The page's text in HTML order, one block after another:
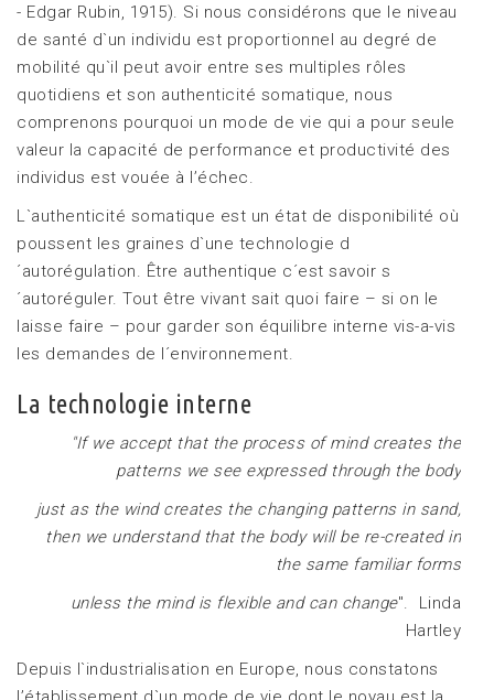
- Edgar Rubin, 1915). Si nous considérons que le niveau
de santé d`un individu est proportionnel au degré de
mobilité qu`il peut avoir entre ses multiples rôles
quotidiens et son authenticité somatique, nous
comprenons pourquoi un mode de vie qui a pour seule
valeur la capacité de performance et productivité des
individus est vouée à l’échec.
L`authenticité somatique est un état de disponibilité où
poussent les graines d`une technologie d
´autorégulation. Être authentique c´est savoir s
´autoréguler. Tout être vivant sait quoi faire – si on le
laisse faire – pour garder son équilibre interne vis-a-vis
les demandes de l´environnement.
La technologie interne
"If we accept that the process of mind creates the
patterns we see expressed through the body
just as the wind creates the changing patterns in sand,
then we understand that the body will be re-created in
the same familiar forms
unless the mind is flexible and can change". Linda
Hartley
Depuis l`industrialisation en Europe, nous constatons